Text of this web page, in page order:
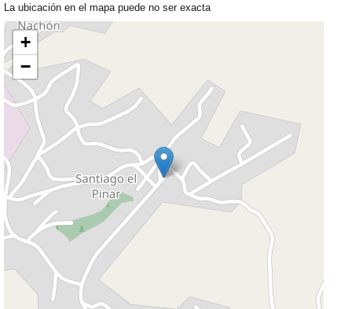
La ubicación en el mapa puede no ser exacta
+
−